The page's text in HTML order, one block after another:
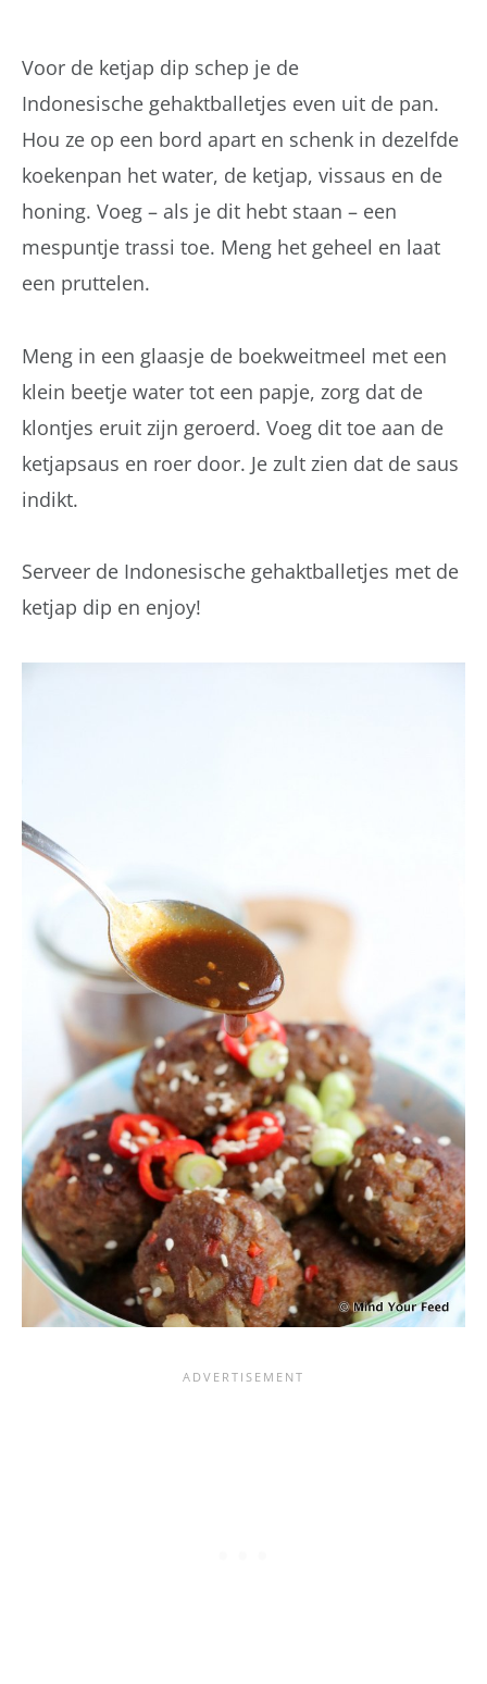
Voor de ketjap dip schep je de
Indonesische gehaktballetjes even uit de pan.
Hou ze op een bord apart en schenk in dezelfde
koekenpan het water, de ketjap, vissaus en de
honing. Voeg – als je dit hebt staan – een
mespuntje trassi toe. Meng het geheel en laat
een pruttelen.
Meng in een glaasje de boekweitmeel met een
klein beetje water tot een papje, zorg dat de
klontjes eruit zijn geroerd. Voeg dit toe aan de
ketjapsaus en roer door. Je zult zien dat de saus
indikt.
Serveer de Indonesische gehaktballetjes met de
ketjap dip en enjoy!